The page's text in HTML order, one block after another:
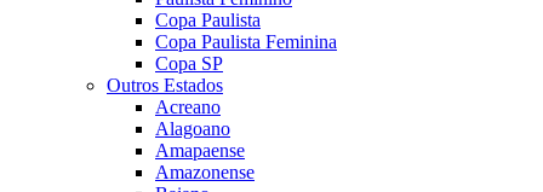
Copa Paulista
Copa Paulista Feminina
Copa SP
Outros Estados
Acreano
Alagoano
Amapaense
Amazonense